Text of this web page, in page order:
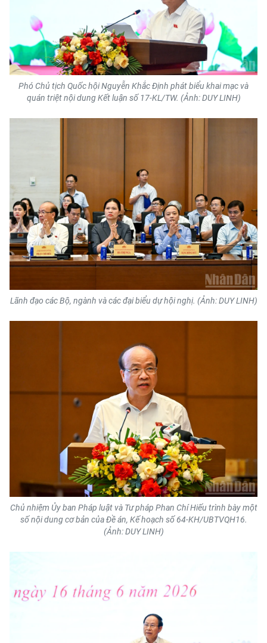
Đông Nam Bộ
Đồng bằng sông Cửu Long
Chuyên trang Hà Nội
Chuyên trang TP. Hồ Chí Minh
VỀ BÁO NHÂN DÂN
THỜI NAY
NHÂN DÂN CUỐI TUẦN
NHÂN DÂN HẰNG THÁNG
ESPAÑOL
한국어
Phó Chủ tịch Quốc hội Nguyễn Khắc Định phát biểu khai mạc và
quán triệt nội dung Kết luận số 17-KL/TW. (Ảnh: DUY LINH)
Lãnh đạo các Bộ, ngành và các đại biểu dự hội nghị. (Ảnh: DUY LINH)
Chủ nhiệm Ủy ban Pháp luật và Tư pháp Phan Chí Hiếu trình bày một
số nội dung cơ bản của Đề án, Kế hoạch số 64-KH/UBTVQH16.
(Ảnh: DUY LINH)